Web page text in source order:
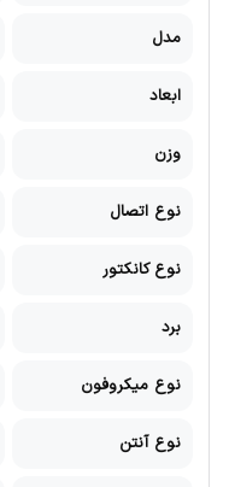
مدل
ابعاد
وزن
نوع اتصال
نوع کانکتور
برد
نوع میکروفون
نوع آنتن